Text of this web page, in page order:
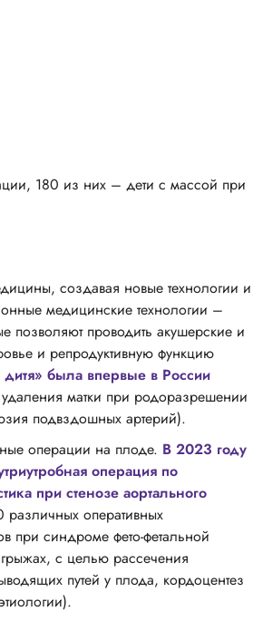
180 из них – дети с массой при
создавая новые технологии и
медицинские технологии –
проводить акушерские и
и репродуктивную функцию
была впервые в России
матки при родоразрешении
подвздошных артерий).
операции на плоде. В 2023 году
операция по
при стенозе аортального
оперативных
при синдроме фето-фетальной
с целью рассечения
путей у плода, кордоцентез